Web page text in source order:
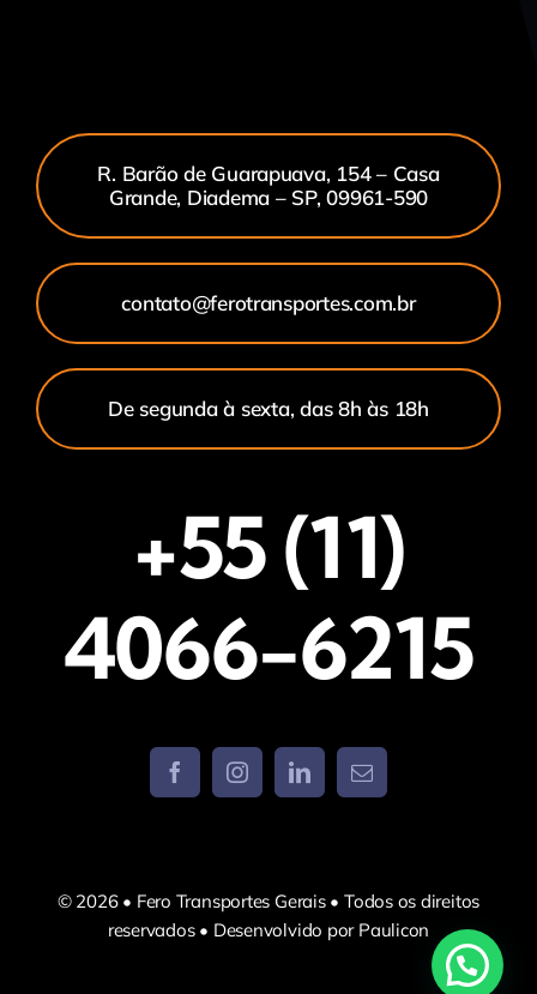
R. Barão de Guarapuava, 154 – Casa
Grande, Diadema – SP, 09961-590
contato@ferotransportes.com.br
De segunda à sexta, das 8h às 18h
+55 (11)
4066-6215
© 2026 • Fero Transportes Gerais • Todos os direitos
reservados • Desenvolvido por Paulicon